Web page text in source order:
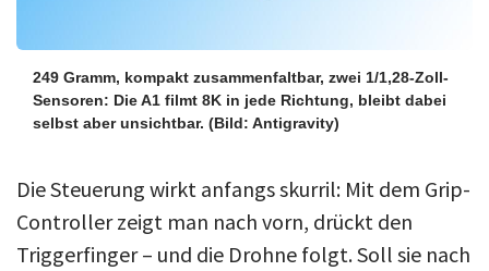
249 Gramm, kompakt zusammenfaltbar, zwei 1/1,28-Zoll-
Sensoren: Die A1 filmt 8K in jede Richtung, bleibt dabei
selbst aber unsichtbar. (Bild: Antigravity)
Die Steuerung wirkt anfangs skurril: Mit dem Grip-
Controller zeigt man nach vorn, drückt den
Triggerfinger – und die Drohne folgt. Soll sie nach